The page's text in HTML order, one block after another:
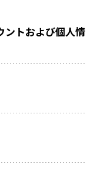
ントおよび個人情